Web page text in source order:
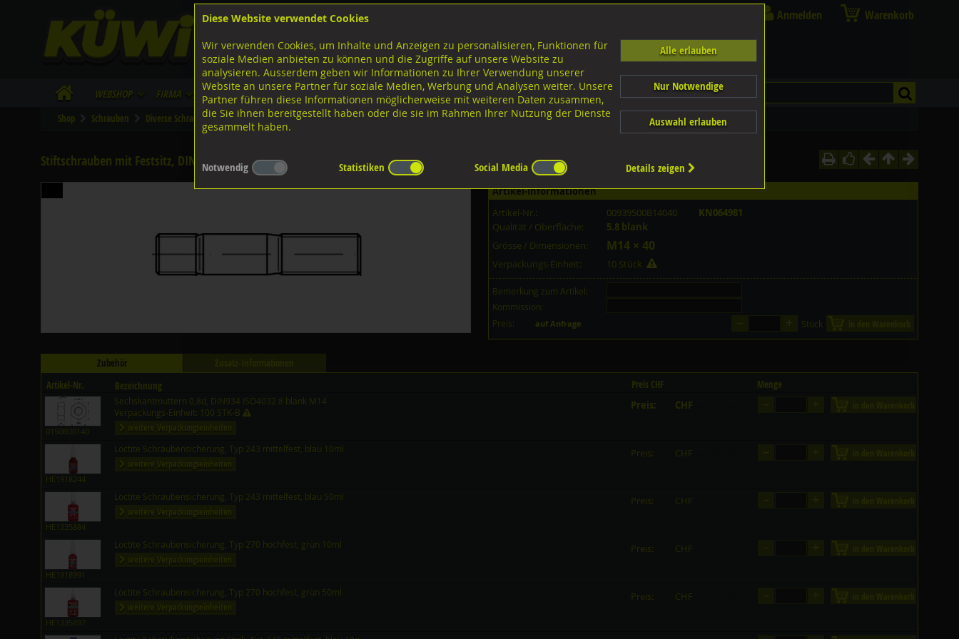
Lagerstrasse 8
Tel. 043 455 20 30
FB
IG
WebShop Firma Lieferinfo Infos/Downloads
Anmelden Warenkorb
Shop Schrauben Diverse Schrauben M-Gewinde Diverse Ausführungen M-Gewinde Stiftschrauben 1,25d 5.8 blank
Stiftschrauben mit Festsitz, DIN939 5.8 blank M14x40
Artikel-Informationen
Artikel-Nr.:
00939500B14040
KN064981
Qualität / Oberfläche:
5.8 blank
Grösse / Dimensionen:
M14 × 40
Verpackungs-Einheit: 10 Stück
Bemerkung zum Artikel:
Kommission:
Preis:
auf Anfrage Stück
Zubehör
Artikel-Nr.
Bezeichnung Preis CHF Menge
0150B00140
Sechskantmuttern 0,8d, DIN934 ISO4032 8 blank M14
Verpackungs-Einheit: 100 STK-B
weitere Verpackungseinheiten
Preis: CHF
HE1918244
Loctite Schraubensicherung, Typ 243 mittelfest, blau 10ml
weitere Verpackungseinheiten
Preis: CHF
HE1335884
Loctite Schraubensicherung, Typ 243 mittelfest, blau 50ml
weitere Verpackungseinheiten
Preis: CHF
HE1918991
Loctite Schraubensicherung, Typ 270 hochfest, grün 10ml
weitere Verpackungseinheiten
Preis: CHF
HE1335897
Loctite Schraubensicherung, Typ 270 hochfest, grün 50ml
weitere Verpackungseinheiten
Preis: CHF
Diese Website verwendet Cookies
Wir verwenden Cookies, um Inhalte und Anzeigen zu personalisieren, Funktionen für
soziale Medien anbieten zu können und die Zugriffe auf unsere Website zu
analysieren. Ausserdem geben wir Informationen zu Ihrer Verwendung unserer
Website an unsere Partner für soziale Medien, Werbung und Analysen weiter. Unsere
Partner führen diese Informationen möglicherweise mit weiteren Daten zusammen,
die Sie ihnen bereitgestellt haben oder die sie im Rahmen Ihrer Nutzung der Dienste
gesammelt haben.
Alle erlauben
Nur Notwendige
Auswahl erlauben
Notwendig Statistiken Social Media Details zeigen